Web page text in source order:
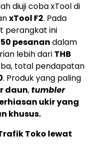
diuji coba xTool di
xTool F2. Pada
perangkat ini
pesanan dalam
lebih dari THB
total pendapatan
. Produk yang paling
daun,tumbler
ukir yang
khusus.
Toko lewat